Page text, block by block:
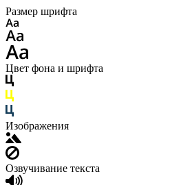
Размер шрифта
Цвет фона и шрифта
Изображения
Озвучивание текста